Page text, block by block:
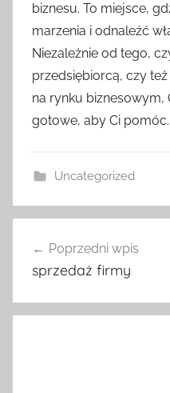
biznesu. To miejsce,
marzenia i odnaleźć
Niezależnie od tego,
przedsiębiorcą, czy
na rynku biznesowym,
gotowe, aby Ci pomóc.
Uncategorized
wpisu
Poprzedni wpis
sprzedaż firmy